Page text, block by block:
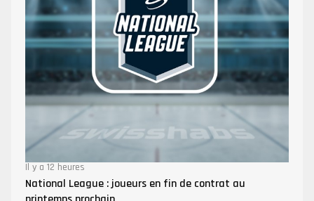
Il y a 12 heures
National League : joueurs en fin de contrat au